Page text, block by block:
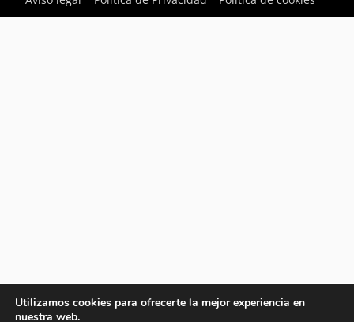
Utilizamos cookies para ofrecerte la mejor experiencia en
nuestra web.